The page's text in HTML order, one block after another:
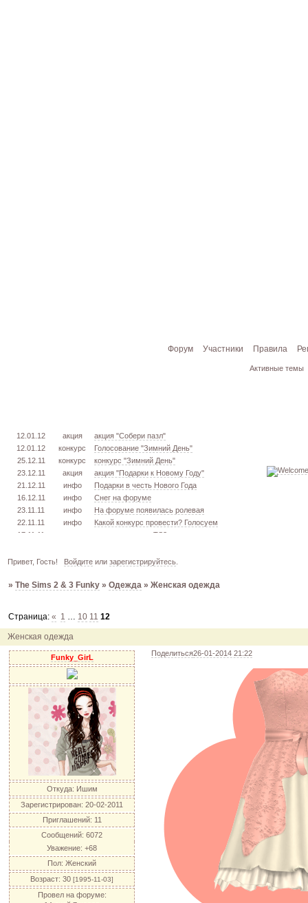
Форум Участники Правила
Активные темы
12.01.12 акция
акция "Собери пазл"
12.01.12
конкурс
Голосование "Зимний День"
25.12.11
конкурс
конкурс "Зимний День"
23.12.11
акция
акция "Подарки к Новому Году"
21.12.11
инфо
Подарки в честь Нового Года
16.12.11
инфо
Снег на форуме
23.11.11
инфо
На форуме появилась ролевая
22.11.11
инфо
Какой конкурс провести? Голосуем
17.11.11
извлекаем меш. TS3
15.11.11
урок
создаём свою обувь! TS3
03.10.11
инфо
город из GTA VC в игре TS3
12.04.11
инфо
порадуйте друг друга подарками!
04.04.11
акция
04.04.11
акция акция "Downloads"
Привет, Гость! Войдитеили зарегистрируйтесь.
»The Sims 2 & 3 Funky »Одежда »Женская одежда
Женская одежда
Страница:« 1 … 10 11 12
Поделиться26-01-2014 21:22
Funky_GirL
Откуда: Ишим
Зарегистрирован: 20-02-2011
Приглашений: 11
Сообщений: 6072
Уважение: +68
Пол: Женский
Возраст: 30 [1995-11-03]
Провел на форуме: